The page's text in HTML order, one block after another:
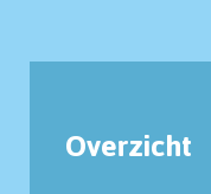
Overzicht